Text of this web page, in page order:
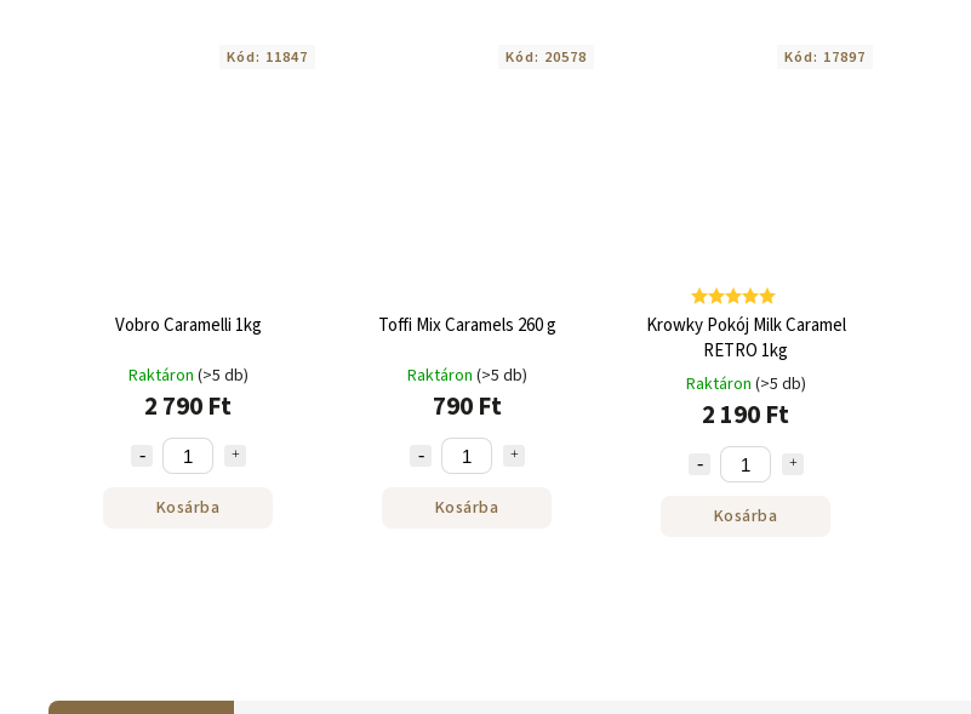
Vobro Caramelli 1kg
Raktáron (>5 db)
2 790 Ft
Kosárba
Kód: 11847
Toffi Mix Caramels 260 g
Raktáron (>5 db)
790 Ft
Kosárba
Kód: 20578
Krowky Pokój Milk Caramel
RETRO 1kg
Raktáron (>5 db)
2 190 Ft
Kosárba
Kód: 17897